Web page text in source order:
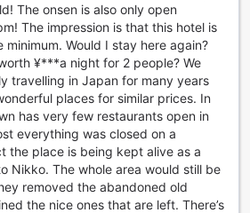
tại Nikko, Nhật Bản
sơ và không khí trong lành, vùng
Bản là một điểm đến lý tưởng cho
cuộc sống đô thị và thư giãn trong
ở vùng đồi cao, Kinugawa nổi
nóng tự nhiên, là điểm đến hàng
tận hưởng những phút giây thư
gian thiên nhiên tuyệt đẹp. Khu vực
viên quốc gia Nikko, nơi có những
UNESCO, thu hút du khách từ khắp
The onsen is also only open
The impression is that this hotel is
Would I stay here again?
¥***a night for 2 people? We
travelling in Japan for many years
places for similar prices. In
has very few restaurants open in
everything was closed on a
the place is being kept alive as a
Nikko. The whole area would still be
removed the abandoned old
the nice ones that are left. There’s